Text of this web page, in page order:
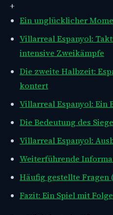
+
Ein unglücklicher
Villarreal Espanyol:
intensive Zweikämpfe
Die zweite Halbzeit:
kontert
Villarreal Espanyol: Ein
Die Bedeutung des
Villarreal Espanyol:
Weiterführende
Häufig gestellte Fragen
Fazit: Ein Spiel mit